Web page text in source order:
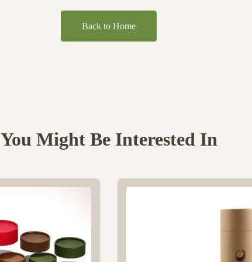
Back to Home
You Might Be Interested In